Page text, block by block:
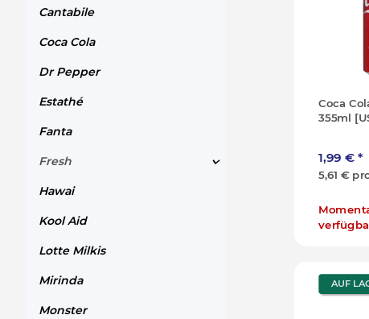
Coca
355ml
1,99 € *
5,61 €
AUF
Cantabile
Coca Cola
Dr Pepper
Estathé
Fanta
Fresh
Hawai
Kool Aid
Lotte Milkis
Mirinda
Monster